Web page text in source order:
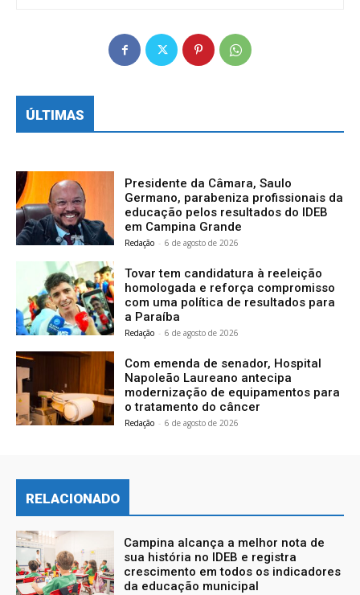
ÚLTIMAS
Presidente da Câmara, Saulo
Germano, parabeniza profissionais da
educação pelos resultados do IDEB
em Campina Grande
Redação - 6 de agosto de 2026
Tovar tem candidatura à reeleição
homologada e reforça compromisso
com uma política de resultados para
a Paraíba
Redação - 6 de agosto de 2026
Com emenda de senador, Hospital
Napoleão Laureano antecipa
modernização de equipamentos para
o tratamento do câncer
Redação - 6 de agosto de 2026
RELACIONADO
Campina alcança a melhor nota de
sua história no IDEB e registra
crescimento em todos os indicadores
da educação municipal